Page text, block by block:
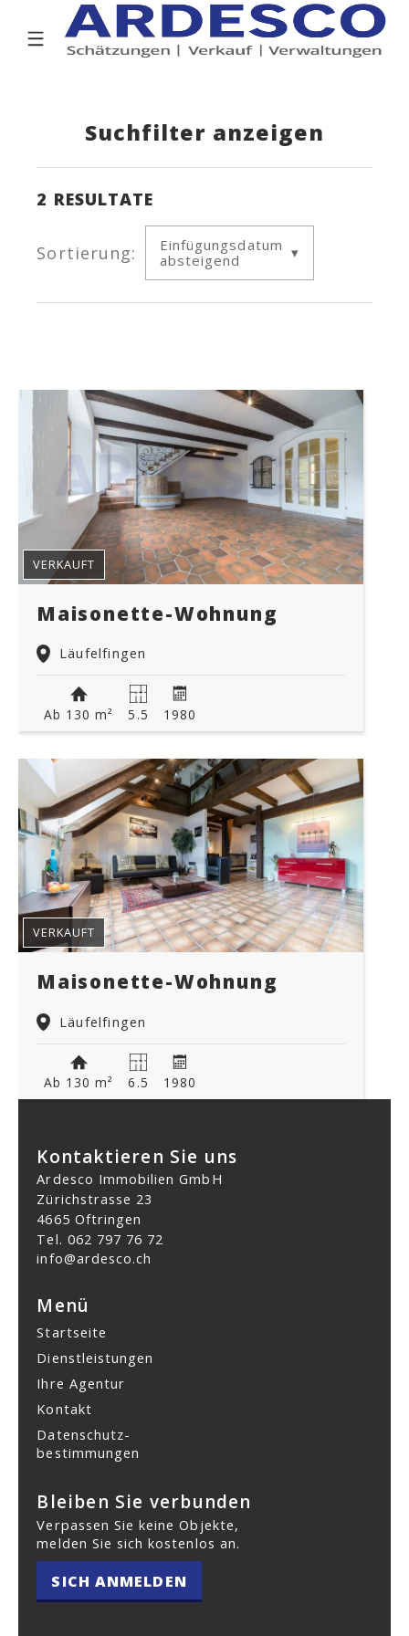
Suchfilter anzeigen
2 RESULTATE
Sortierung:
Einfügungsdatum
absteigend
Maisonette-Wohnung
Läufelfingen
VERKAUFT
Ab 130 m² 5.5 1980
Maisonette-Wohnung
Läufelfingen
VERKAUFT
Ab 130 m² 6.5 1980
Kontaktieren Sie uns
Ardesco Immobilien GmbH
Zürichstrasse 23
4665 Oftringen
Tel. 062 797 76 72
info@ardesco.ch
Menü
Startseite
Dienstleistungen
Ihre Agentur
Kontakt
Datenschutz­
bestimmungen
Bleiben Sie verbunden
Verpassen Sie keine Objekte,
melden Sie sich kostenlos an.
SICH ANMELDEN